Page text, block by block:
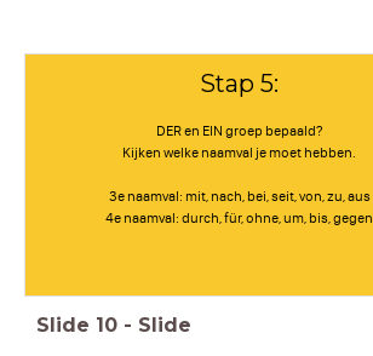
Stap 5:
DER en EIN groep bepaald?
Kijken welke naamval je moet hebben.
3e naamval: mit, nach, bei, seit, von, zu, aus
4e naamval: durch, für, ohne, um, bis, gegen
Slide 10 - Slide